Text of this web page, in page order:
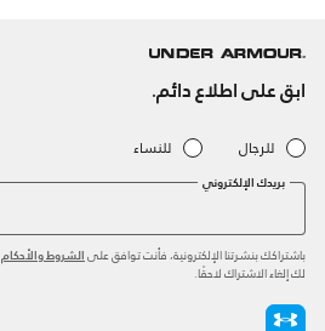
ابق على اطلاع دائم.
للرجال للنساء
بريدك الإلكتروني
باشتراكك بنشرتنا الإلكترونية، فأنت توافق على الشروط والأحكام
لك إلغاء الاشتراك لاحقًا.